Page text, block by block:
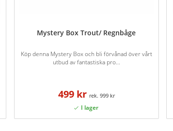
Mystery Box Trout/ Regnbåge
Köp denna Mystery Box och bli förvånad över vårt
utbud av fantastiska pro...
499 kr 999 kr